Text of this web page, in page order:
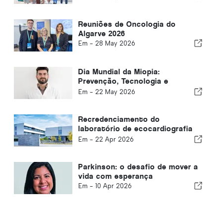
Reuniões de Oncologia do
Algarve 2026
Em - 28 May 2026
Dia Mundial da Miopia:
Prevenção, Tecnologia e
Resposta Diferenciada
Em - 22 May 2026
Recredenciamento do
laboratório de ecocardiografia
do HPA Gambelas reforça o
Em - 22 Apr 2026
Parkinson: o desafio de mover a
vida com esperança
Em - 10 Apr 2026